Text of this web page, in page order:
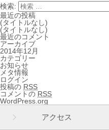
検索:
最近の投稿
(タイトルなし)
(タイトルなし)
最近のコメント
アーカイブ
2014年12月
カテゴリー
お知らせ
メタ情報
ログイン
投稿の RSS
コメントの RSS
WordPress.org
アクセス